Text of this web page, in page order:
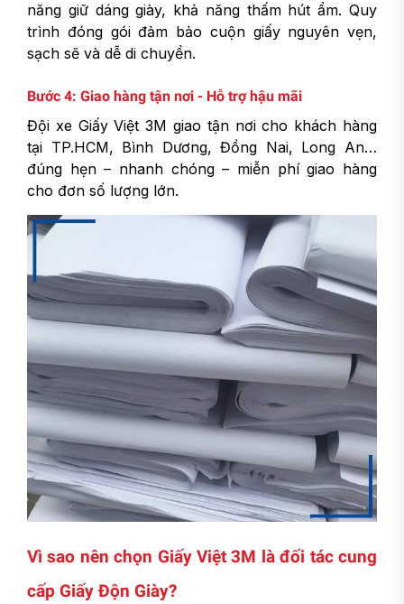
năng giữ dáng giày, khả năng thấm hút ẩm. Quy
trình đóng gói đảm bảo cuộn giấy nguyên vẹn,
sạch sẽ và dễ di chuyển.
Bước 4: Giao hàng tận nơi - Hỗ trợ hậu mãi
Đội xe Giấy Việt 3M giao tận nơi cho khách hàng
tại TP.HCM, Bình Dương, Đồng Nai, Long An…
đúng hẹn – nhanh chóng – miễn phí giao hàng
cho đơn số lượng lớn.
Vì sao nên chọn Giấy Việt 3M là đối tác cung
cấp Giấy Độn Giày?